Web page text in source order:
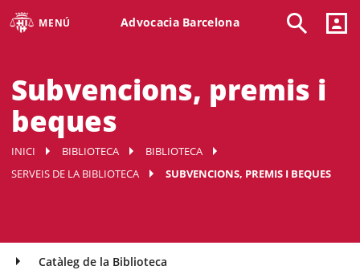
MENÚ Advocacia Barcelona
Subvencions, premis i
beques
INICI BIBLIOTECA
BIBLIOTECA
SERVEIS DE LA BIBLIOTECA
SUBVENCIONS, PREMIS I BEQUES
Catàleg de la Biblioteca